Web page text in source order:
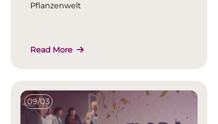
Pflanzenwelt
Read More
09/03